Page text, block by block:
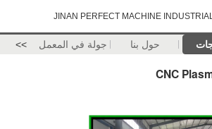
JINAN PERFECT MACHINE
حول بنا جولة في المعمل >>
CNC